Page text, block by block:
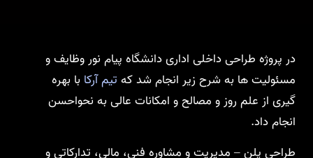
در پروژه طراحی داخلی اداری دانشگاه پیام نور وظایف و
مسئولیت ها به شرح زیر انجام شد که تیم آرکا با بهره
گیری از علم روز و مصالح و امکانات عالی به نحواحسن
انجام داد.
طراحی پلن – مدیریت و مشاوره فنی، مالی، تدارکاتی و